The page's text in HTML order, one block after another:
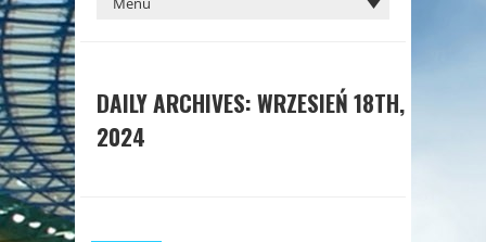
DAILY ARCHIVES: WRZESIEŃ 18TH,
2024